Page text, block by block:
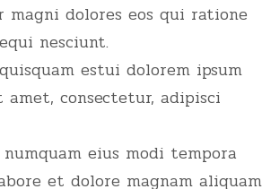
magni dolores eos qui ratione
nesciunt.
estui dolorem ipsum
consectetur, adipisci
eius modi tempora
et dolore magnam aliquam